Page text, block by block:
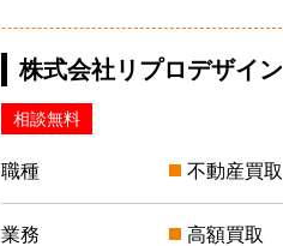
株式会社リプロデザイン
相談無料
職種 不動産買取
業務 高額買取